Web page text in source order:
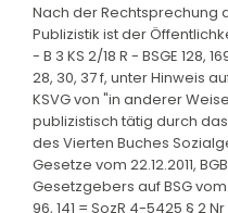
Nach der Rechtsprechung
Publizistik ist der
- B 3 KS 2/18 R - BSGE 128,
28, 30, 37 f, unter Hinweis
KSVG von "in anderer
publizistisch tätig durch
des Vierten Buches
Gesetze vom 22.12.2011,
Gesetzgebers auf BSG vom
96, 141 = SozR 4-5425 § 2